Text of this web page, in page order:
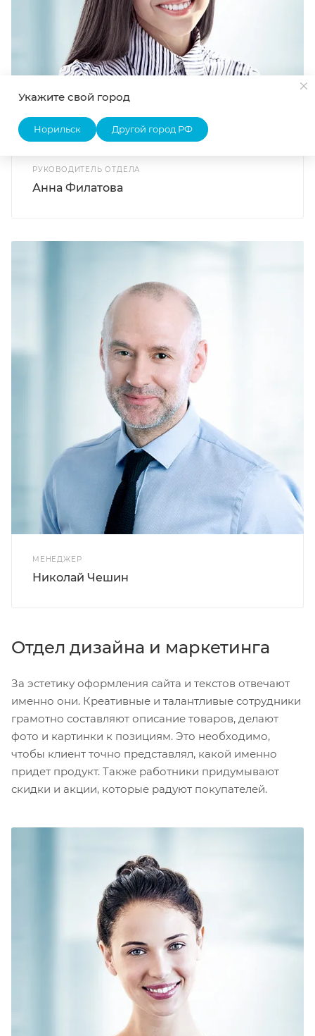
РУКОВОДИТЕЛЬ ОТДЕЛА
Анна Филатова
МЕНЕДЖЕР
Николай Чешин
Отдел дизайна и маркетинга
За эстетику оформления сайта и текстов отвечают
именно они. Креативные и талантливые сотрудники
грамотно составляют описание товаров, делают
фото и картинки к позициям. Это необходимо,
чтобы клиент точно представлял, какой именно
придет продукт. Также работники придумывают
скидки и акции, которые радуют покупателей.
Укажите свой город
Норильск Другой город РФ